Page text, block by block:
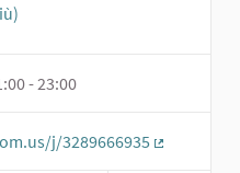
- 23:00
j/3289666935